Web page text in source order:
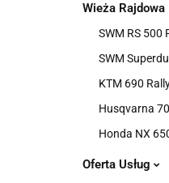
Wieża
SWM RS 500
SWM
KTM 690
Husqvarna
Honda NX
Oferta Usług